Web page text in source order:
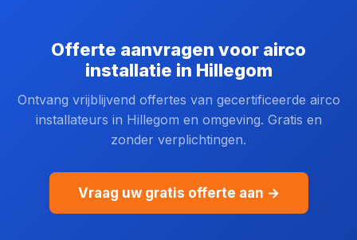
Offerte aanvragen voor airco
installatie in Hillegom
Ontvang vrijblijvend offertes van gecertificeerde airco
installateurs in Hillegom en omgeving. Gratis en
zonder verplichtingen.
Vraag uw gratis offerte aan →